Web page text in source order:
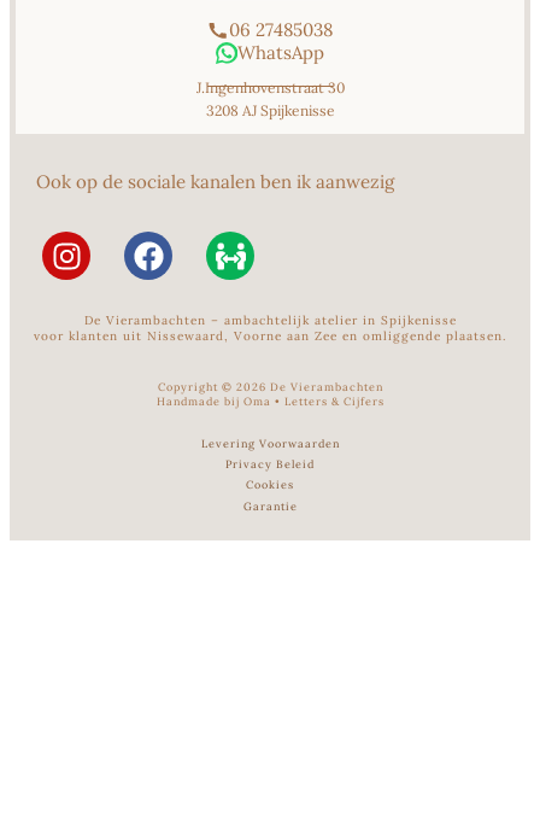
06 27485038
WhatsApp
J.Ingenhovenstraat 30
3208 AJ Spijkenisse
Ook op de sociale kanalen ben ik aanwezig
De Vierambachten – ambachtelijk atelier in Spijkenisse
voor klanten uit Nissewaard, Voorne aan Zee en omliggende plaatsen.
Copyright © 2026 De Vierambachten
Handmade bij Oma • Letters & Cijfers
Levering Voorwaarden
Privacy Beleid
Cookies
Garantie